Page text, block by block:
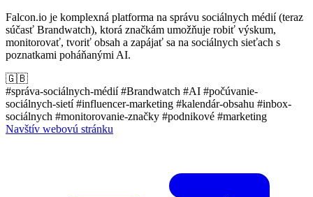
Falcon.io je komplexná platforma na správu sociálnych médií (teraz
súčasť Brandwatch), ktorá značkám umožňuje robiť výskum,
monitorovať, tvoriť obsah a zapájať sa na sociálnych sieťach s
poznatkami poháňanými AI.
🇬🇧
#správa-sociálnych-médií#Brandwatch #AI #počúvanie-
sociálnych-sietí#influencer-marketing #kalendár-obsahu #inbox-
sociálnych #monitorovanie-značky #podnikové #marketing
Navštív webovú stránku